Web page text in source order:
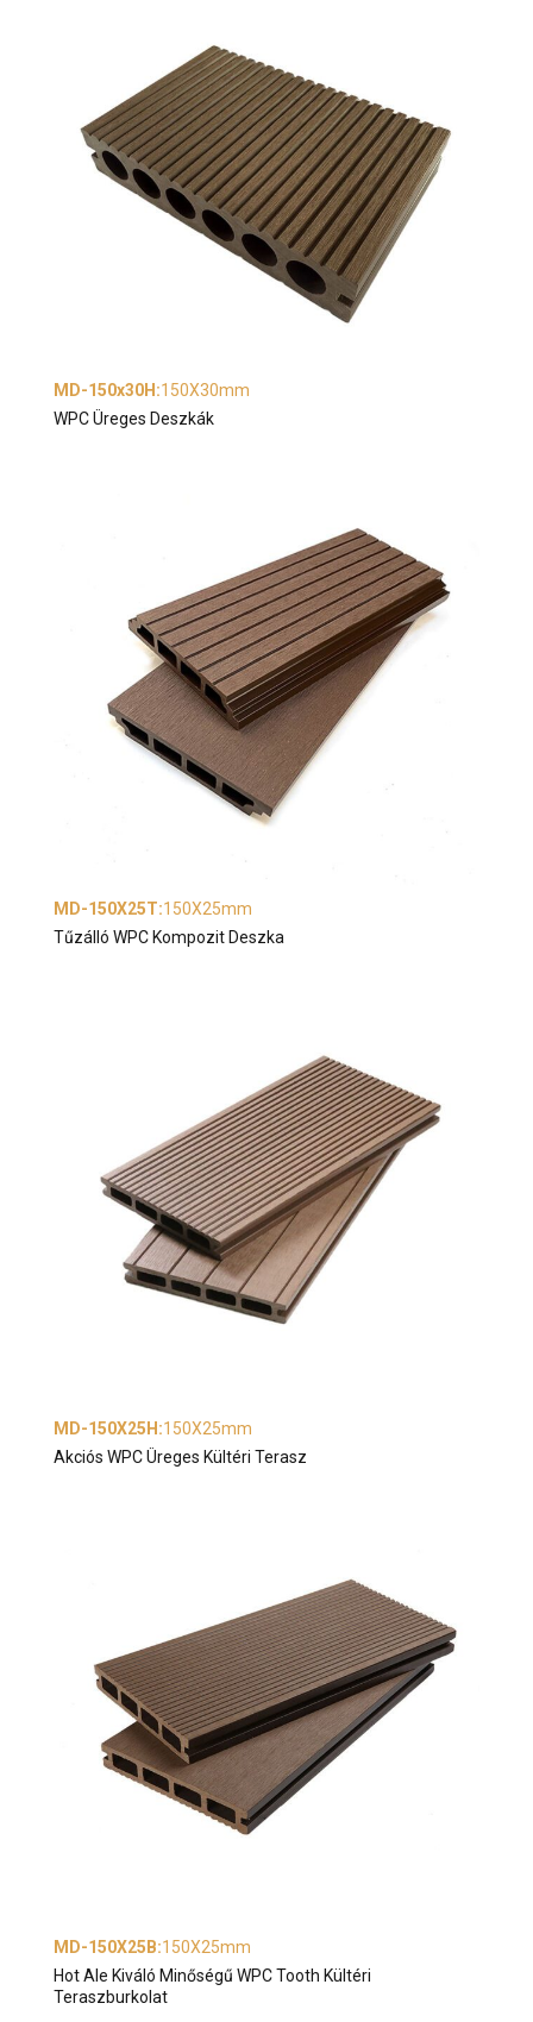
MD-150x30H :150X30mm
WPC Üreges Deszkák
MD-150X25T:150X25mm
Tűzálló WPC Kompozit Deszka
MD-150X25H:150X25mm
Akciós WPC Üreges Kültéri Terasz
MD-150X25B:150X25mm
Hot Ale Kiváló Minőségű WPC Tooth Kültéri
Teraszburkolat